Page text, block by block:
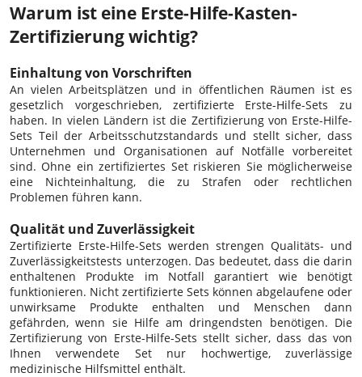
Warum ist eine Erste-Hilfe-Kasten-
Zertifizierung wichtig?
Einhaltung von Vorschriften
An vielen Arbeitsplätzen und in öffentlichen Räumen ist es
gesetzlich vorgeschrieben, zertifizierte Erste-Hilfe-Sets zu
haben. In vielen Ländern ist die Zertifizierung von Erste-Hilfe-
Sets Teil der Arbeitsschutzstandards und stellt sicher, dass
Unternehmen und Organisationen auf Notfälle vorbereitet
sind. Ohne ein zertifiziertes Set riskieren Sie möglicherweise
eine Nichteinhaltung, die zu Strafen oder rechtlichen
Problemen führen kann.
Qualität und Zuverlässigkeit
Zertifizierte Erste-Hilfe-Sets werden strengen Qualitäts- und
Zuverlässigkeitstests unterzogen. Das bedeutet, dass die darin
enthaltenen Produkte im Notfall garantiert wie benötigt
funktionieren. Nicht zertifizierte Sets können abgelaufene oder
unwirksame Produkte enthalten und Menschen dann
gefährden, wenn sie Hilfe am dringendsten benötigen. Die
Zertifizierung von Erste-Hilfe-Sets stellt sicher, dass das von
Ihnen verwendete Set nur hochwertige, zuverlässige
medizinische Hilfsmittel enthält.